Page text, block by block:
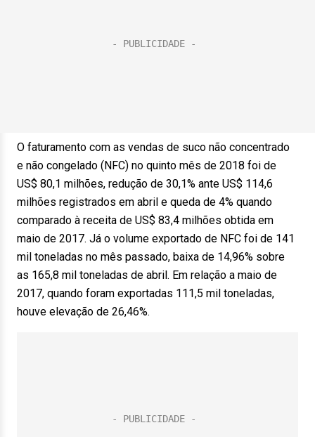
O faturamento com as vendas de suco não concentrado
e não congelado (NFC) no quinto mês de 2018 foi de
US$ 80,1 milhões, redução de 30,1% ante US$ 114,6
milhões registrados em abril e queda de 4% quando
comparado à receita de US$ 83,4 milhões obtida em
maio de 2017. Já o volume exportado de NFC foi de 141
mil toneladas no mês passado, baixa de 14,96% sobre
as 165,8 mil toneladas de abril. Em relação a maio de
2017, quando foram exportadas 111,5 mil toneladas,
houve elevação de 26,46%.